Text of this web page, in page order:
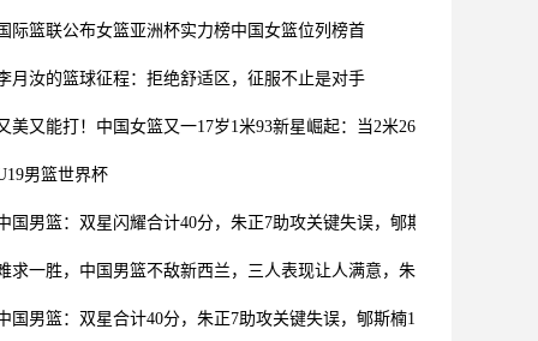
国际篮联公布女篮亚洲杯实力榜中国女篮位列榜首
月汝的篮球征程：拒绝舒适区，征服不止是对手
美又能打！中国女篮又一17岁1米93新星崛起：当2米26张子宇替身
男篮世界杯
国男篮：双星闪耀合计40分，朱正7助攻关键失误，郇斯楠16分6帽
求一胜，中国男篮不敌新西兰，三人表现让人满意，朱正不及格
国男篮：双星合计40分，朱正7助攻关键失误，郇斯楠16分6帽